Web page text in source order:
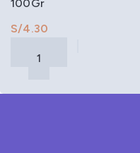
100Gr
S/